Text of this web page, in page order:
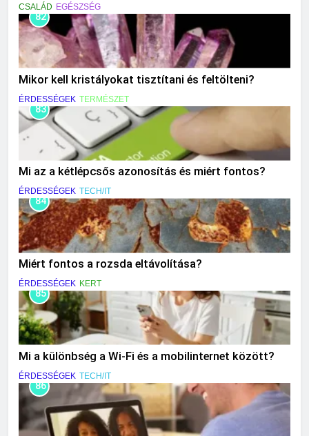
CSALÁD EGÉSZSÉG
82
Mikor kell kristályokat tisztítani és feltölteni?
ÉRDESSÉGEK TERMÉSZET
83
Mi az a kétlépcsős azonosítás és miért fontos?
ÉRDESSÉGEK TECH/IT
84
Miért fontos a rozsda eltávolítása?
ÉRDESSÉGEK KERT
85
Mi a különbség a Wi-Fi és a mobilinternet között?
ÉRDESSÉGEK TECH/IT
86